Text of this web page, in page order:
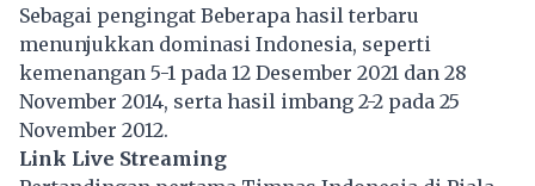
Sebagai pengingat Beberapa hasil terbaru
menunjukkan dominasi Indonesia, seperti
kemenangan 5-1 pada 12 Desember 2021 dan 28
November 2014, serta hasil imbang 2-2 pada 25
November 2012.
Link Live Streaming